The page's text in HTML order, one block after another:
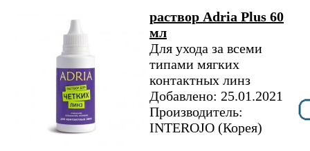
раствор Adria Plus 60
мл
Для ухода за всеми
типами мягких
контактных линз
Добавлено: 25.01.2021
Производитель:
INTEROJO (Корея)